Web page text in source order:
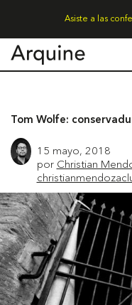
Asiste a las
Tom Wolfe:
15 mayo, 2018
por Christian